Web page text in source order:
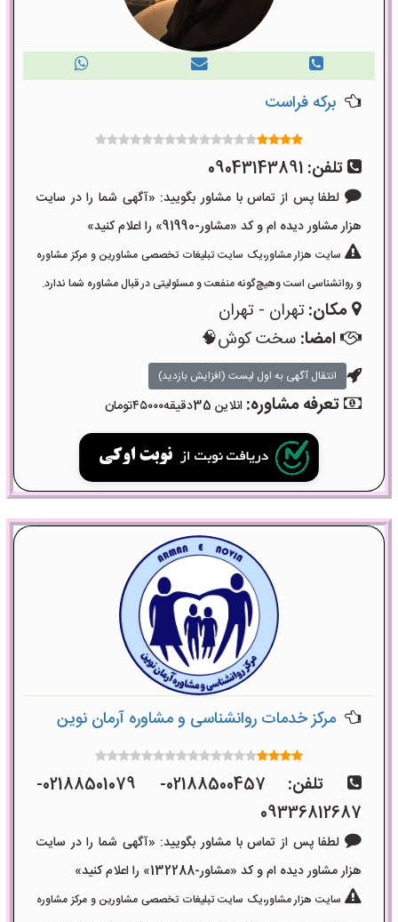
برکه فراست
تلفن: 09043143891
لطفا پس از تماس با مشاور بگویید: «آگهی شما را در سایت
هزار مشاور دیده ام و کد «مشاور-91990» را اعلام کنید»
سایت هزار مشاور،یک سایت تبلیغات تخصصی مشاورین و مرکز مشاوره
و روانشناسی است وهیچ‌گونه منفعت و مسئولیتی در قبال مشاوره شما ندارد.
مکان:تهران - تهران
امضا: سخت کوش🧠
انتقال آگهی به اول لیست (افزایش بازدید)
تعرفه مشاوره: انلاین 35دقیقه۴۵۰۰۰تومان
مرکز خدمات روانشناسی و مشاوره آرمان نوین
تلفن:
02188500457- 02188501079-
09336812687
لطفا پس از تماس با مشاور بگویید: «آگهی شما را در سایت
هزار مشاور دیده ام و کد «مشاور-132288» را اعلام کنید»
سایت هزار مشاور،یک سایت تبلیغات تخصصی مشاورین و مرکز مشاوره